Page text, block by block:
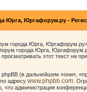
Юрга, Юргафорум.ру -
Юрга,
города Юрга,
этот текст на
(в дальнейшем «они»,
адресу www.phpbb.com.
администрация